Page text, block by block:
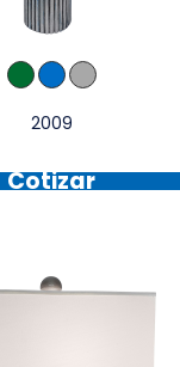
2009
Cotizar